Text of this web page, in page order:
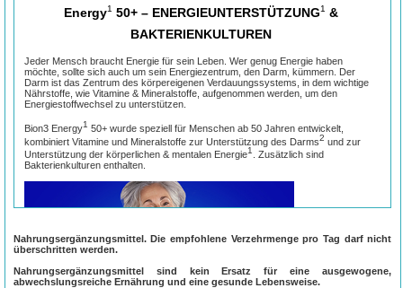
Energy1 50+ – ENERGIEUNTERSTÜTZUNG1 &
BAKTERIENKULTUREN
Jeder Mensch braucht Energie für sein Leben. Wer genug Energie haben
möchte, sollte sich auch um sein Energiezentrum, den Darm, kümmern. Der
Darm ist das Zentrum des körpereigenen Verdauungssystems, in dem wichtige
Nährstoffe, wie Vitamine & Mineralstoffe, aufgenommen werden, um den
Energiestoffwechsel zu unterstützen.
Bion3 Energy1 50+ wurde speziell für Menschen ab 50 Jahren entwickelt,
kombiniert Vitamine und Mineralstoffe zur Unterstützung des Darms2 und zur
Unterstützung der körperlichen & mentalen Energie1
. Zusätzlich sind
Bakterienkulturen enthalten.
Nahrungsergänzungsmittel. Die empfohlene Verzehrmenge pro Tag darf nicht
überschritten werden.
Nahrungsergänzungsmittel sind kein Ersatz für eine ausgewogene,
abwechslungsreiche Ernährung und eine gesunde Lebensweise.